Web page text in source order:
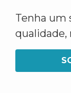
Tenha um